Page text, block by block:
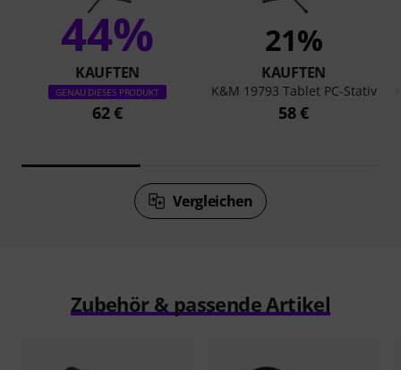
44%
KAUFTEN
GENAU DIESES PRODUKT
62 €
21%
KAUFTEN
K&M 19793 Tablet PC-Stativ
58 €
Vergleichen
Zubehör & passende Artikel